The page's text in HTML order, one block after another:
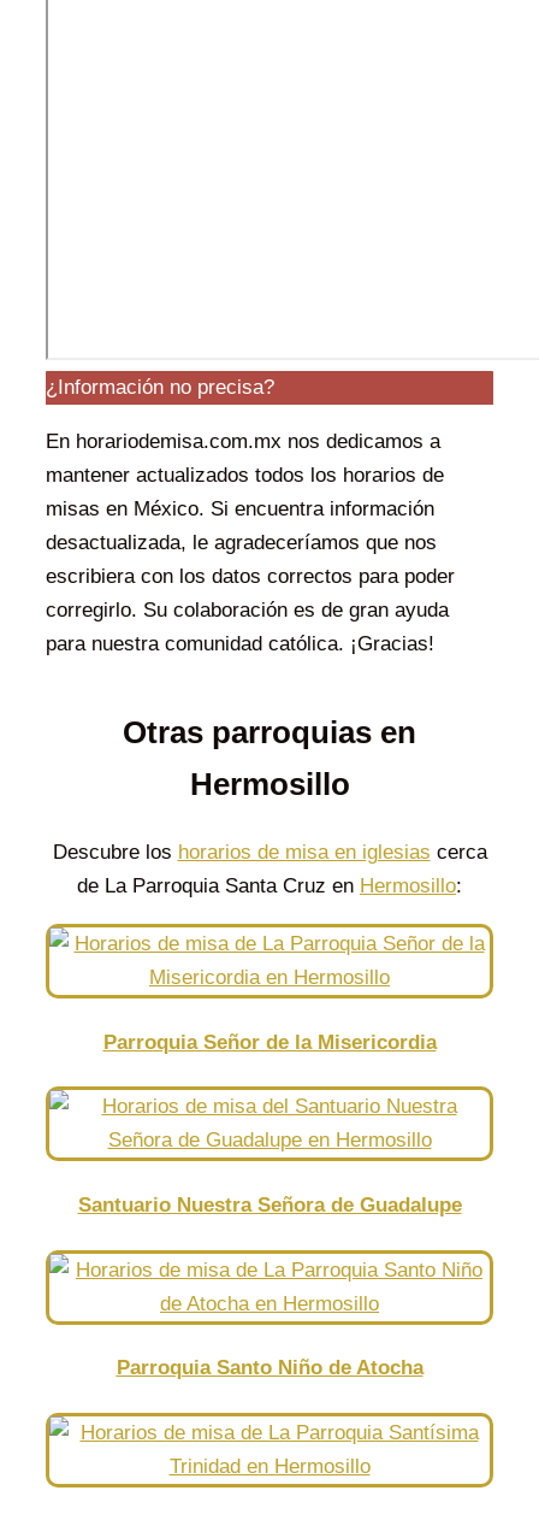
¿Información no precisa?
En horariodemisa.com.mx nos dedicamos a
mantener actualizados todos los horarios de
misas en México. Si encuentra información
desactualizada, le agradeceríamos que nos
escribiera con los datos correctos para poder
corregirlo. Su colaboración es de gran ayuda
para nuestra comunidad católica. ¡Gracias!
Otras parroquias en
Hermosillo
Descubre los horarios de misa en iglesias cerca
de La Parroquia Santa Cruz en Hermosillo:
Parroquia Señor de la Misericordia
Santuario Nuestra Señora de Guadalupe
Parroquia Santo Niño de Atocha